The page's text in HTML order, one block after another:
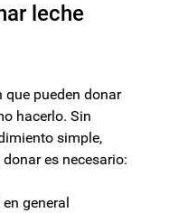
leche
que pueden donar
hacerlo. Sin
simple,
es necesario:
general